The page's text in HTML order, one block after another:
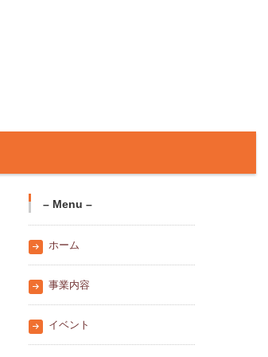
– Menu –
ホーム
事業内容
イベント